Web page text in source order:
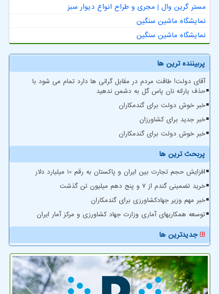
مستر گرین وال | مجری و طراح انواع دیوار سبز
نمایشگاه ماشین سنگین
نمایشگاه ماشین سنگین
پربیننده ترین ها
آقای دولت! طاقت مردم در مقابل گرانی ها دارد تمام می شود با
حذف یارانه نان پاس گل به دشمن ندهید
خبر خوش دولت برای گندمکاران
خبر جدید برای کشاورزان
خبر خوش دولت برای گندمکاران
پربحث ترین ها
افزایش حجم تجارت بین ایران و پاکستان به رقم 10 میلیارد دلار
خرید تضمینی گندم از ۷ و پنج دهم میلیون تن گذشت
خبر مهم وزیر جهادکشاورزی برای گندمکاران
توسعه همکاریهای آماری وزارت جهاد کشاورزی و مرکز آمار ایران
جدیدترین ها